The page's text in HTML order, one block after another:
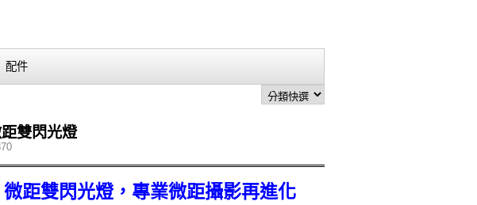
配件
雙閃光燈
距雙閃光燈，專業微距攝影再進化